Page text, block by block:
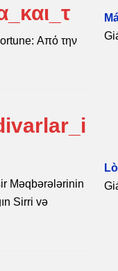
Από την
Məqbərələrinin
Sirri və